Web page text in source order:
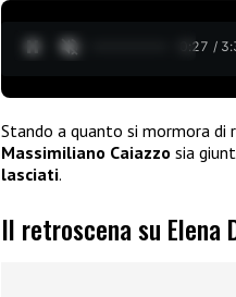
0:28 /
Stando a quanto si mormora di
Massimiliano Caiazzo sia
lasciati.
Il retroscena su Elena